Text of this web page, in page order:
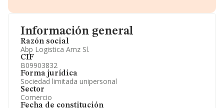
Información general
Razón social
Abp Logistica Amz Sl.
CIF
B09903832
Forma jurídica
Sociedad limitada unipersonal
Sector
Comercio
Fecha de constitución
Información oficial y registral complementaria.